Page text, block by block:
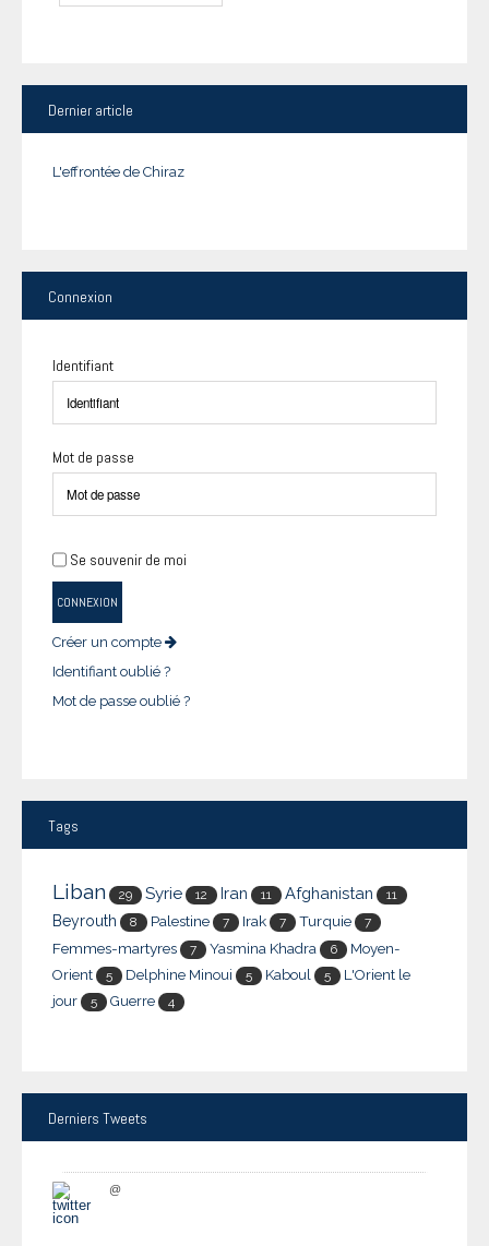
Dernier article
L'effrontée de Chiraz
Connexion
Identifiant
Mot de passe
Se souvenir de moi
CONNEXION
Créer un compte
Identifiant oublié ?
Mot de passe oublié ?
Tags
Liban 29 Syrie 12 Iran 11 Afghanistan 11
Beyrouth 8 Palestine 7 Irak 7 Turquie 7
Femmes-martyres 7 Yasmina Khadra 6
Moyen-
Orient
5 Delphine Minoui 5 Kaboul 5
L'Orient le
jour
5 Guerre 4
Derniers Tweets
@